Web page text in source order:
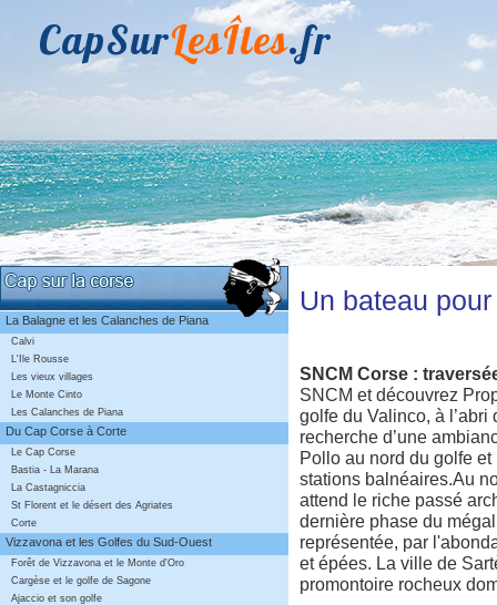
CapSurLesÎles.fr
La Balagne et les Calanches de Piana
Calvi
L'Ile Rousse
Les vieux villages
Le Monte Cinto
Les Calanches de Piana
Du Cap Corse à Corte
Le Cap Corse
Bastia - La Marana
La Castagniccia
St Florent et le désert des Agriates
Corte
Vizzavona et les Golfes du Sud-Ouest
Forêt de Vizzavona et le Monte d'Oro
Cargèse et le golfe de Sagone
Ajaccio et son golfe
Un bateau
SNCM Corse :
SNCM et découvrez
golfe du Valinco, à
recherche d’une
Pollo au nord du golfe
stations balnéaires.Au
attend le riche passé
dernière phase du
représentée, par
et épées. La ville de
promontoire rocheux